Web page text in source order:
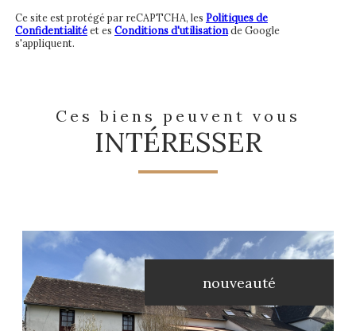
Ce site est protégé par reCAPTCHA, les Politiques de
Confidentialitéet es Conditions d'utilisationde Google
s'appliquent.
Ces biens peuvent vous
INTÉRESSER
nouveauté